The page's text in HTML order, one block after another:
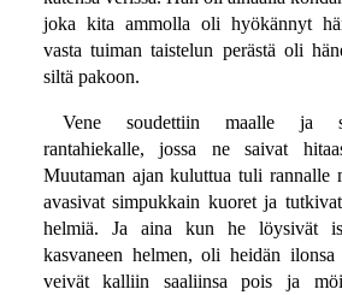
joka kita ammolla oli hyökännyt
vasta tuiman taistelun perästä oli
siltä pakoon.
Vene soudettiin maalle ja
rantahiekalle, jossa ne saivat
Muutaman ajan kuluttua tuli rannalle
avasivat simpukkain kuoret ja
helmiä. Ja aina kun he löysivät
kasvaneen helmen, oli heidän
veivät kalliin saaliinsa pois ja